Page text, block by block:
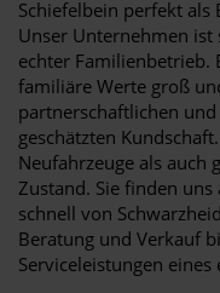
Schiefelbein perfekt als
Unser Unternehmen
echter Familienbetrieb.
familiäre Werte groß
partnerschaftlichen
geschätzten
Neufahrzeuge als auch
Zustand. Sie finden
schnell von
Beratung und Verkauf
Serviceleistungen